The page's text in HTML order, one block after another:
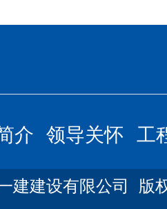
介 领导关怀 工
建建设有限公司